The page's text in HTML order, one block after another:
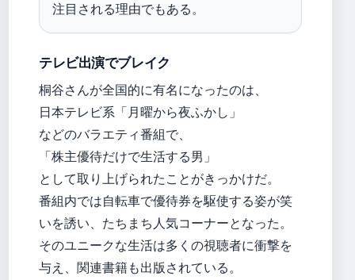
注目される理由でもある。
テレビ出演でブレイク
桐谷さんが全国的に有名になったのは、
日本テレビ系「月曜から夜ふかし」
などのバラエティ番組で、
「株主優待だけで生活する男」
として取り上げられたことがきっかけだ。
番組内では自転車で優待券を駆使する姿が笑
いを誘い、たちまち人気コーナーとなった。
そのユニークな生活は多くの視聴者に衝撃を
与え、関連書籍も出版されている。